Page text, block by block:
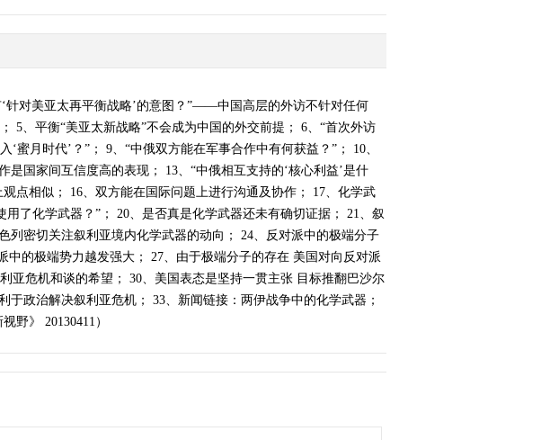
针对美亚太再平衡战略’的意图？”——中国高层的外访不针对任何
5、平衡“美亚太新战略”不会成为中国的外交前提； 6、“首次外访
月时代’？”； 9、“中俄双方能在军事合作中有何获益？”； 10、
国家间互信度高的表现； 13、“中俄相互支持的‘核心利益’是什
点相似； 16、双方能在国际问题上进行沟通及协作； 17、化学武
了化学武器？”； 20、是否真是化学武器还未有确切证据； 21、叙
列密切关注叙利亚境内化学武器的动向； 24、反对派中的极端分子
的极端势力越发强大； 27、由于极端分子的存在 美国对向反对派
亚危机和谈的希望； 30、美国表态是坚持一贯主张 目标推翻巴沙尔
政治解决叙利亚危机； 33、新闻链接：两伊战争中的化学武器；
野》 20130411）